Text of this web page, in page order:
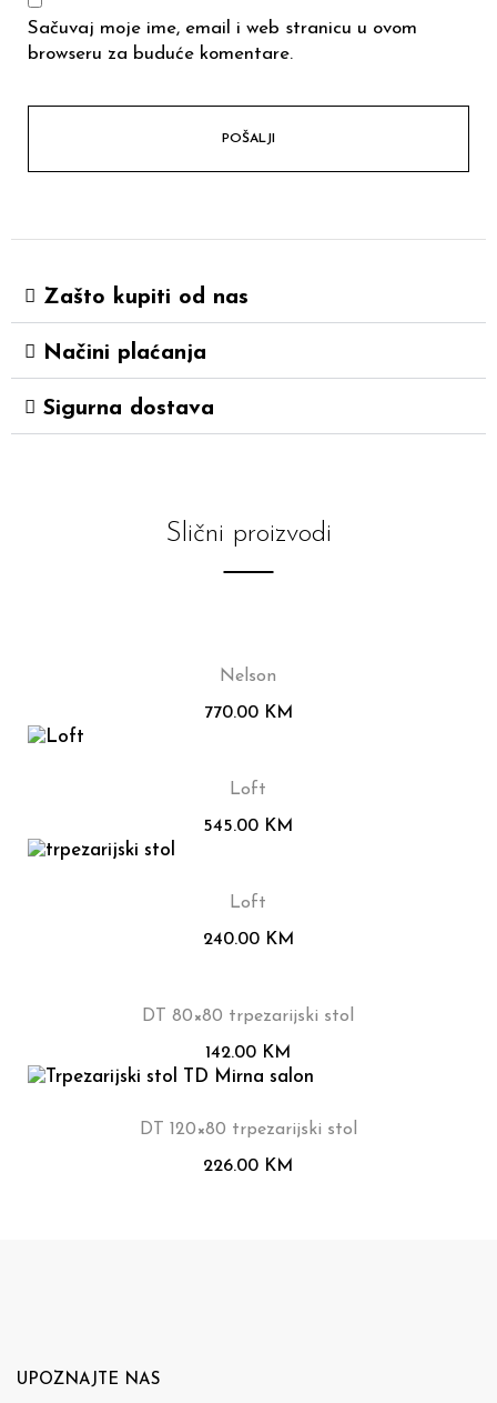
Sačuvaj moje ime, email i web stranicu u ovom
browseru za buduće komentare.
Zašto kupiti od nas
Načini plaćanja
Sigurna dostava
Slični proizvodi
Nelson
770.00 KM
Loft
545.00 KM
Loft
240.00 KM
DT 80×80 trpezarijski stol
142.00 KM
DT 120×80 trpezarijski stol
226.00 KM
UPOZNAJTE NAS